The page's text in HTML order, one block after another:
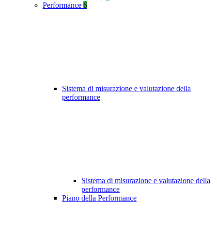
Performance 6
Sistema di misurazione e valutazione della
performance
Sistema di misurazione e valutazione della
performance
Piano della Performance